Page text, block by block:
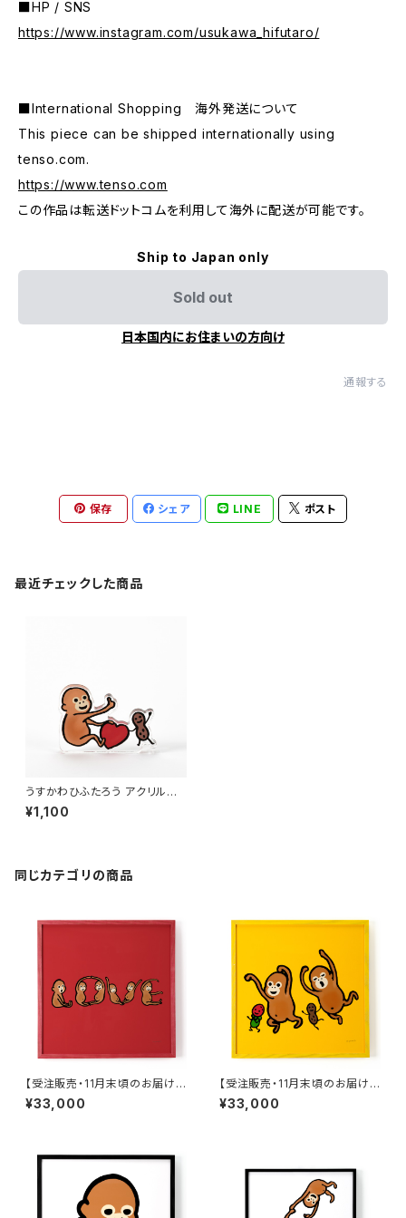
■HP / SNS
https://www.instagram.com/usukawa_hifutaro/
■International Shopping 海外発送について
This piece can be shipped internationally using
tenso.com.
https://www.tenso.com
この作品は転送ドットコムを利用して海外に配送が可能です。
Ship to Japan only
Sold out
日本国内にお住まいの方向け
通報する
保存 シェア LINE ポスト
最近チェックした商品
うすかわひふたろう アクリルス
タンドA 「ベビーオランウータン
とピーナッツ」
¥1,100
同じカテゴリの商品
【受注販売・11月末頃のお届け】
うすかわひふたろう 複製原画A1
「LOVE」額付き直筆サイン入り
¥33,000
【受注販売・11月末頃のお届け】
うすかわひふたろう 複製原画A2
「Dance」額付き直筆サイン入り
¥33,000